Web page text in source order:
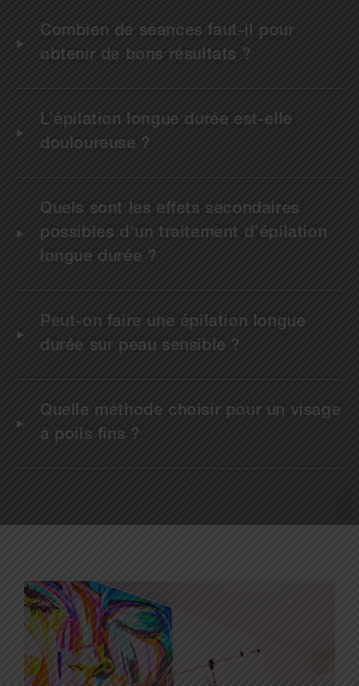
Combien de séances faut-il pour
obtenir de bons résultats ?
L’épilation longue durée est-elle
douloureuse ?
Quels sont les effets secondaires
possibles d’un traitement d’épilation
longue durée ?
Peut-on faire une épilation longue
durée sur peau sensible ?
Quelle méthode choisir pour un visage
à poils fins ?